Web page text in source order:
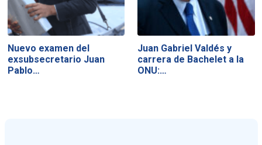
Nuevo examen del
exsubsecretario Juan
Pablo…
Juan Gabriel Valdés y
carrera de Bachelet a la
ONU:…